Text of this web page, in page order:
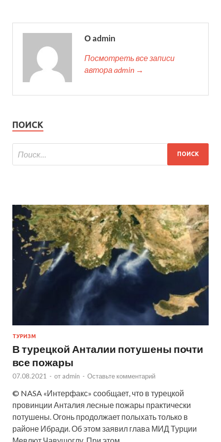
О admin
Посмотреть все записи
автора admin →
ПОИСК
ТУРИЗМ
В турецкой Анталии потушены почти
все пожары
07.08.2021 - от admin - Оставьте комментарий
© NASA «Интерфакс» сообщает, что в турецкой
провинции Анталия лесные пожары практически
потушены. Огонь продолжает полыхать только в
районе Ибради. Об этом заявил глава МИД Турции